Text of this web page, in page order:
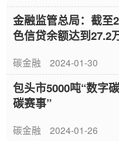
金融监管总局：截至
色信贷余额达到27.2
碳金融 2024-01-30
包头市5000吨“数字
碳赛事”
碳金融 2024-01-26